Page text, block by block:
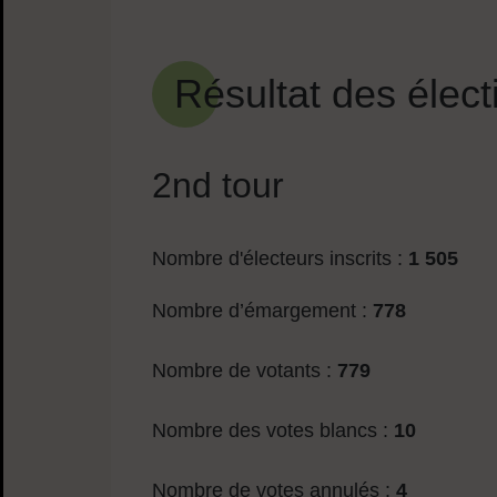
Résultat des
2nd tour
Nombre d'électeurs inscrits : 1 505
Nombre d’émargement : 778
Nombre de votants : 779
Nombre des votes blancs : 10
Nombre de votes annulés : 4